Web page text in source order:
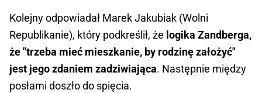
Kolejny odpowiadał Marek Jakubiak (Wolni
Republikanie), który podkreślił, że logika Zandberga,
że "trzeba mieć mieszkanie, by rodzinę założyć"
jest jego zdaniem zadziwiająca. Następnie między
posłami doszło do spięcia.